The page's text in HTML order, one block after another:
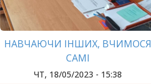
НАВЧАЮЧИ ІНШИХ, ВЧИМОСЯ
САМІ
ЧТ, 18/05/2023 - 15:38